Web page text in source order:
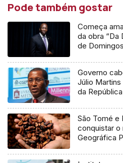
Pode também gostar
Começa
da obra “Da
de
Governo
Júlio
da República
São Tomé e
conquistar
Geográfica